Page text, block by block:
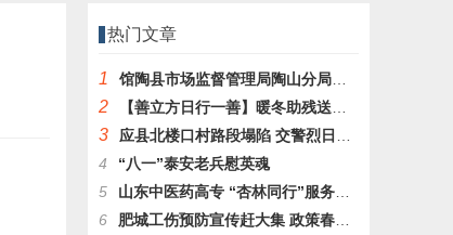
热门文章
1 馆陶县市场监督管理局陶山分局：心系群众的好领导 跨域解忧显担当
2 【善立方日行一善】暖冬助残送温暖活动第四十站
3
应县北楼口村路段塌陷 交警烈日劝返保安全
4
“八一”泰安老兵慰英魂
5
山东中医药高专 “杏林同行”服务队暑期 “三下乡”活动纪实
6
肥城工伤预防宣传赶大集 政策春风吹进百姓家